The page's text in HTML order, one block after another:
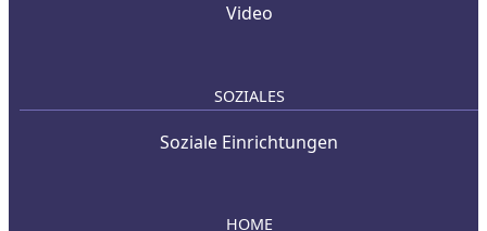
Video
SOZIALES
Soziale Einrichtungen
HOME